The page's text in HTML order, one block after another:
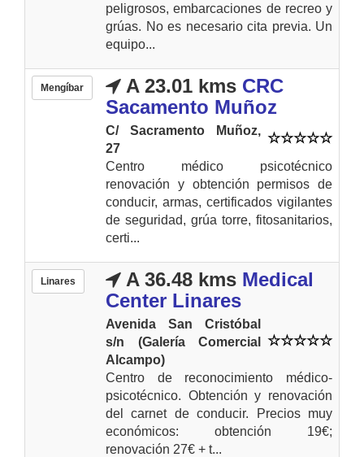
peligrosos, embarcaciones de recreo y
grúas. No es necesario cita previa. Un
equipo...
Mengíbar A 23.01 kms CRC
Sacamento Muñoz
C/ Sacramento Muñoz,
27
Centro médico psicotécnico
renovación y obtención permisos de
conducir, armas, certificados vigilantes
de seguridad, grúa torre, fitosanitarios,
certi...
Linares A 36.48 kms Medical
Center Linares
Avenida San Cristóbal
s/n (Galería Comercial
Alcampo)
Centro de reconocimiento médico-
psicotécnico. Obtención y renovación
del carnet de conducir. Precios muy
económicos: obtención 19€;
renovación 27€ + t...